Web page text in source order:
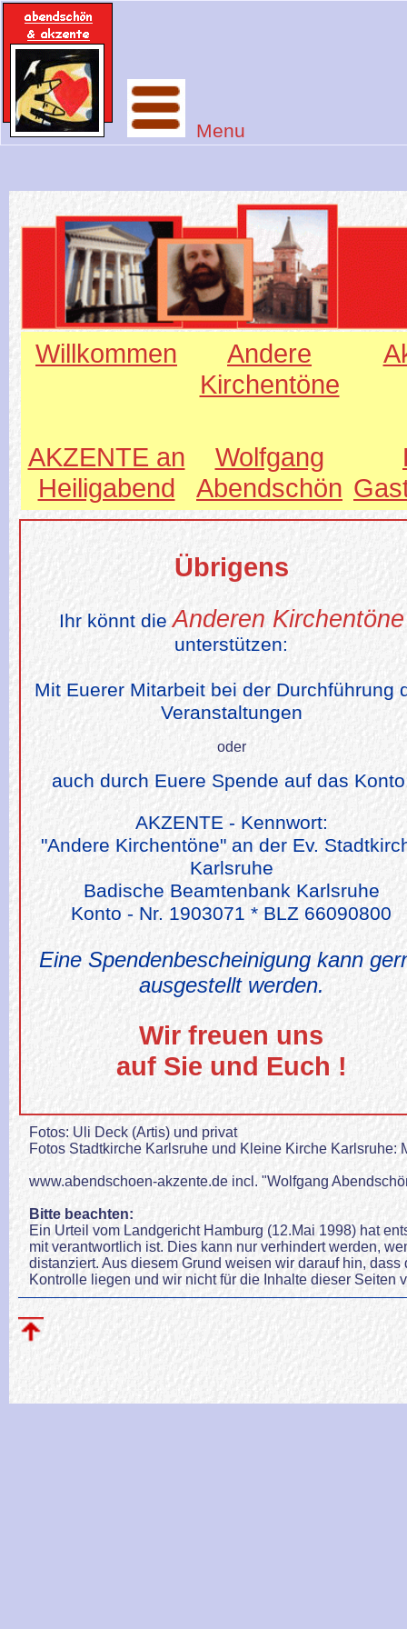
Menu
Willkommen
Andere
Kirchentöne
AKZENTE an
Heiligabend
Wolfgang
Abendschön
Übrigens
Ihr könnt dieAnderen Kirchentöne
unterstützen:
Mit Euerer Mitarbeit bei der Durchführung
Veranstaltungen
oder
auch durch Euere Spende auf das
AKZENTE - Kennwort:
"Andere Kirchentöne" an der Ev.
Karlsruhe
Badische Beamtenbank Karlsruhe
Konto - Nr. 1903071 * BLZ 66090800
Eine Spendenbescheinigung kann
ausgestellt werden.
Wir freuen uns
auf Sie und Euch !
Fotos: Uli Deck (Artis) und privat
Fotos Stadtkirche Karlsruhe und Kleine Kirche Karlsruhe:
www.abendschoen-akzente.de incl. "Wolfgang
Bitte beachten:
Ein Urteil vom Landgericht Hamburg (12.Mai 1998) hat
mit verantwortlich ist. Dies kann nur verhindert werden,
distanziert. Aus diesem Grund weisen wir darauf hin,
Kontrolle liegen und wir nicht für die Inhalte dieser Seiten